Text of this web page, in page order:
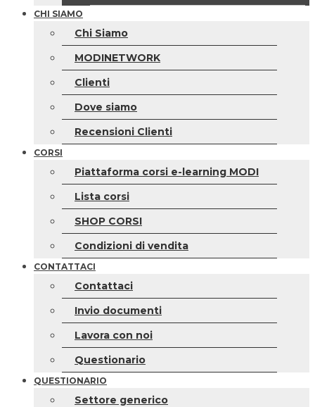
CHI SIAMO
Chi Siamo
MODINETWORK
Clienti
Dove siamo
Recensioni Clienti
CORSI
Piattaforma corsi e-learning MODI
Lista corsi
SHOP CORSI
Condizioni di vendita
CONTATTACI
Contattaci
Invio documenti
Lavora con noi
Questionario
QUESTIONARIO
Settore generico